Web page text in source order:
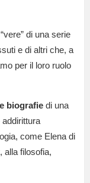
di una serie
e di altri che, a
per il loro ruolo
biografie di una
come Elena di
alla filosofia,